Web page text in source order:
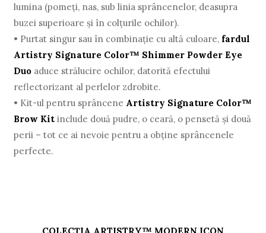
lumina (pomeți, nas, sub linia sprâncenelor, deasupra
buzei superioare și în colțurile ochilor).
• Purtat singur sau în combinație cu altă culoare, fardul
Artistry Signature Color™ Shimmer Powder Eye
Duo aduce strălucire ochilor, datorită efectului
reflectorizant al perlelor zdrobite.
• Kit-ul pentru sprâncene Artistry Signature Color™
Brow Kit include două pudre, o ceară, o pensetă și două
perii – tot ce ai nevoie pentru a obține sprâncenele
perfecte.